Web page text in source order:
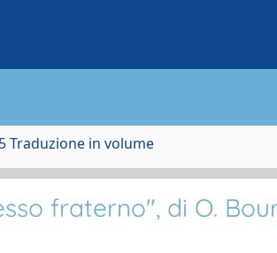
Traduzione in volume
fraterno", di O.